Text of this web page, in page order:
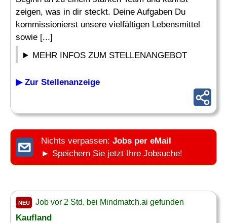
zeigen, was in dir steckt. Deine Aufgaben Du
kommissionierst unsere vielfältigen Lebensmittel
sowie [...]
MEHR INFOS ZUM STELLENANGEBOT
▶ Zur Stellenanzeige
Nichts verpassen: Jobs per eMail
► Speichern Sie jetzt Ihre Jobsuche!
NEU Job vor 2 Std. bei Mindmatch.ai gefunden
Kaufland